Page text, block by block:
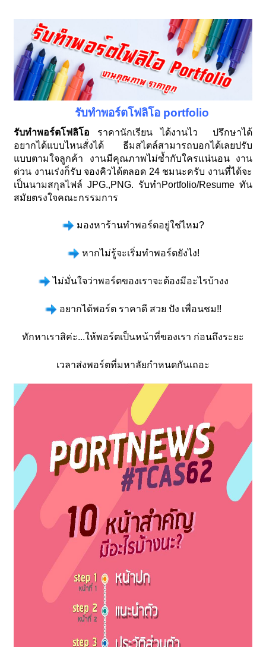
รับทำพอร์ตโฟลิโอ portfolio
รับทำพอร์ตโฟลิโอ ราคานักเรียน ได้งานไว ปรึกษาได้
อยากได้แบบไหนสั่งได้ ธีมสไตล์สามารถบอกได้เลยปรับ
แบบตามใจลูกค้า งานมีคุณภาพไม่ซ้ำกับใครแน่นอน งาน
ด่วน งานเร่งก็รับ จองคิวได้ตลอด 24 ชมนะครับ งานที่ได้จะ
เป็นนามสกุลไฟล์ JPG.,PNG. รับทำPortfolio/Resume ทัน
สมัยตรงใจคณะกรรมการ
มองหาร้านทำพอร์ตอยู่ใช่ไหม?
หากไม่รู้จะเริ่มทำพอร์ตยังไง!
ไม่มั่นใจว่าพอร์ตของเราจะต้องมีอะไรบ้างง
อยากได้พอร์ต ราคาดี สวย ปัง เพื่อนชม!!
ทักหาเราสิค่ะ...ให้พอร์ตเป็นหน้าที่ของเรา ก่อนถึงระยะ
เวลาส่งพอร์ตที่มหาลัยกำหนดกันเถอะ